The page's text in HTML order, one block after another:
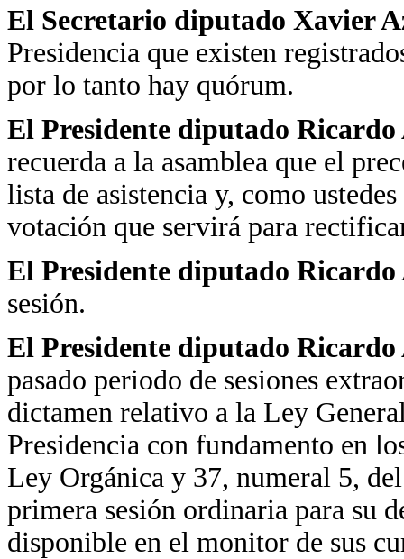
El Secretario diputado Xavier
Presidencia que existen
por lo tanto hay quórum.
El Presidente diputado
recuerda a la asamblea que el
lista de asistencia y, como
votación que servirá para
El Presidente diputado
sesión.
El Presidente diputado
pasado periodo de sesiones
dictamen relativo a la Ley
Presidencia con fundamento en
Ley Orgánica y 37, numeral 5,
primera sesión ordinaria para su
disponible en el monitor de sus